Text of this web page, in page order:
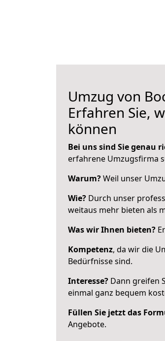
Umzug von
Erfahren Sie,
können
Bei uns sind Sie genau
erfahrene Umzugsfirma
Warum?Weil unser
Wie? Durch unser
weitaus mehr bieten als
Was wir Ihnen bieten?
Kompetenz, da wir die
Bedürfnisse sind.
Interesse? Dann greifen
einmal ganz bequem
Füllen Sie jetzt das
Angebote.